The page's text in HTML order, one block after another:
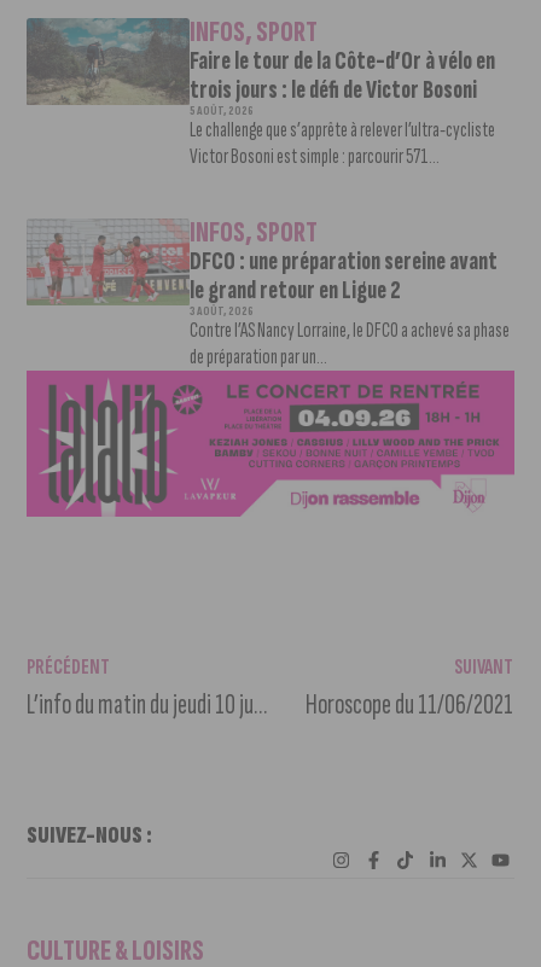
INFOS,SPORT
Faire le tour de la Côte-d’Or à vélo en
trois jours : le défi de Victor Bosoni
5 AOÛT, 2026
Le challenge que s’apprête à relever l’ultra-cycliste
Victor Bosoni est simple : parcourir 571...
INFOS,SPORT
DFCO : une préparation sereine avant
le grand retour en Ligue 2
3 AOÛT, 2026
Contre l’AS Nancy Lorraine, le DFCO a achevé sa phase
de préparation par un...
PRÉCÉDENT
L’info du matin du jeudi 10 juin 2021
SUIVANT
Horoscope du 11/06/2021
SUIVEZ-NOUS :
CULTURE & LOISIRS